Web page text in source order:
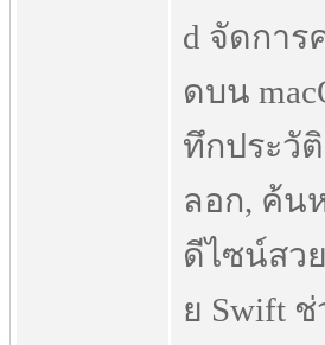
d จัดการ
ดบน
ทึกประวั
ลอก, ค้น
ดีไซน์สว
ย Swift